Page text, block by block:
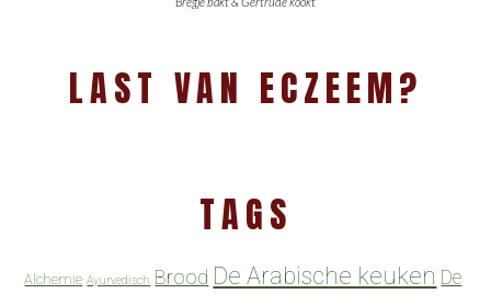
LAST VAN ECZEEM?
TAGS
Alchemie Ayurvedisch Brood De Arabische keuken De